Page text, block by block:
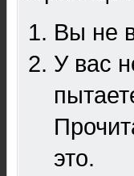
Вы не
У вас
это.